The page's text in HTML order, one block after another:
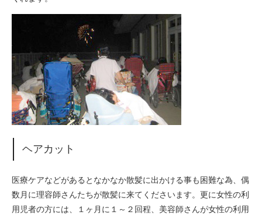
ヘアカット
医療ケアなどがあるとなかなか散髪に出かける事も困難な為、偶
数月に理容師さんたちが散髪に来てくださいます。更に女性の利
用児者の方には、１ヶ月に１～２回程、美容師さんが女性の利用